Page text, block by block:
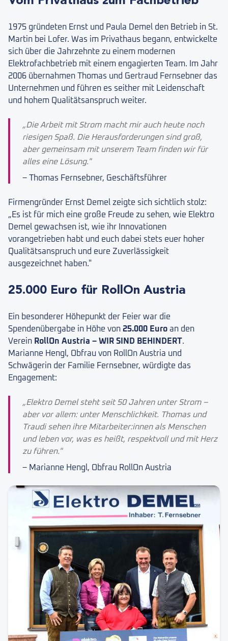
1975 gründeten Ernst und Paula Demel den Betrieb in St.
Martin bei Lofer. Was im Privathaus begann, entwickelte
sich über die Jahrzehnte zu einem modernen
Elektrofachbetrieb mit einem engagierten Team. Im Jahr
2006 übernahmen Thomas und Gertraud Fernsebner das
Unternehmen und führen es seither mit Leidenschaft
und hohem Qualitätsanspruch weiter.
„Die Arbeit mit Strom macht mir auch heute noch
riesigen Spaß. Die Herausforderungen sind groß,
aber gemeinsam mit unserem Team finden wir für
alles eine Lösung."
– Thomas Fernsebner, Geschäftsführer
Firmengründer Ernst Demel zeigte sich sichtlich stolz:
„Es ist für mich eine große Freude zu sehen, wie Elektro
Demel gewachsen ist, wie ihr Innovationen
vorangetrieben habt und euch dabei stets euer hoher
Qualitätsanspruch und eure Zuverlässigkeit
ausgezeichnet haben."
25.000 Euro für RollOn Austria
Ein besonderer Höhepunkt der Feier war die
Spendenübergabe in Höhe von 25.000 Euro an den
Verein RollOn Austria – WIR SIND BEHINDERT.
Marianne Hengl, Obfrau von RollOn Austria und
Schwägerin der Familie Fernsebner, würdigte das
Engagement:
„Elektro Demel steht seit 50 Jahren unter Strom –
aber vor allem: unter Menschlichkeit. Thomas und
Traudi sehen ihre Mitarbeiter:innen als Menschen
und leben vor, was es heißt, respektvoll und mit Herz
zu führen."
– Marianne Hengl, Obfrau RollOn Austria